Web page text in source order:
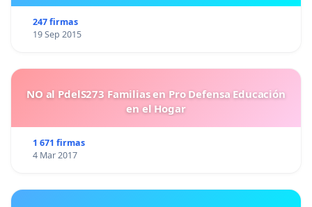
247 firmas
19 Sep 2015
NO al PdelS273 Familias en Pro Defensa Educación
en el Hogar
1 671 firmas
4 Mar 2017